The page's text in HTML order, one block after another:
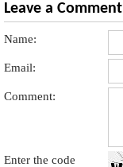
Leave a Comment
Name:
Email:
Comment:
Enter the code